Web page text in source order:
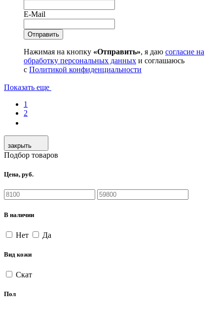
E-Mail
Нажимая на кнопку «Отправить», я даю согласие на
обработку персональных данных и соглашаюсь
с Политикой конфиденциальности
Показать еще
1
2
закрыть
Подбор товаров
Цена, руб.
В наличии
Нет Да
Вид кожи
Скат
Пол